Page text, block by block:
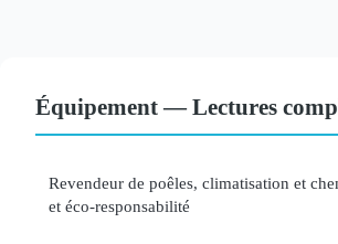
Équipement — Lectures
Revendeur de poêles, climatisation et
et éco-responsabilité